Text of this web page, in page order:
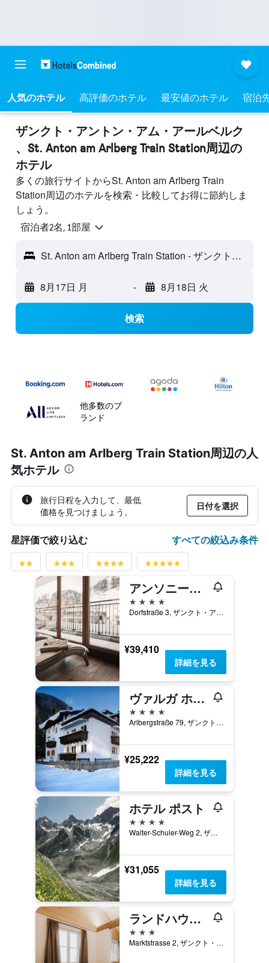
人気のホテル 高評価のホテル 最安値のホテル 宿泊
ザンクト・アントン・アム・アールベルク​
、St. Anton am Arlberg Train Station周辺の
ホテル
多くの旅行サイトからSt. Anton am Arlberg Train
Station周辺のホテルを検索・比較してお得に節約しま
しょう。
宿泊者2名, 1​部屋
St. Anton am Arlberg Train Station - ザンクト・アントン・アム・アールベルク, オーストリア
8月17日 月 - 8月18日 火
検索
他多数のブ
ランド
St. Anton am Arlberg Train Station周辺の人
気ホテル
旅行日程を入力して、最低
価格を見つけましょう。
日付を選択
星評価で絞り込む すべての絞込み条件
アンソニーズ ライフ & スタイル ホテル
4つ星
Dorfstraße 3, ザンクト・アントン・アム・アールベルク, チロル州, オーストリア
¥39,410
詳細を見る
ヴァルガ ホテル
4つ星
Arlbergstraße 79, ザンクト・アントン・アム・アールベルク, チロル州, オーストリア
¥25,222
詳細を見る
ホテル ポスト
4つ星
Walter-Schuler-Weg 2, ザンクト・アントン・アム・アールベルク, チロル州, オーストリア
¥31,055
詳細を見る
ランドハウス アルバート ミル
3つ星
Marktstrasse 2, ザンクト・アントン・アム・アールベルク, チロル州, オーストリア